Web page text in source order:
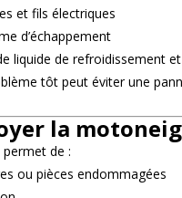
et fils électriques
d’échappement
liquide de refroidissement et
tôt peut éviter une
la
de :
ou pièces endommagées